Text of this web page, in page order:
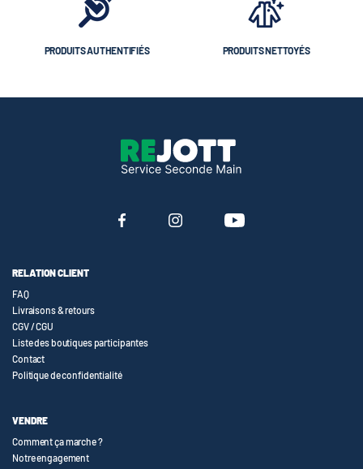
PRODUITS AUTHENTIFIÉS PRODUITS NETTOYÉS
RELATION CLIENT
FAQ
Livraisons & retours
CGV / CGU
Liste des boutiques participantes
Contact
Politique de confidentialité
VENDRE
Comment ça marche ?
Notre engagement